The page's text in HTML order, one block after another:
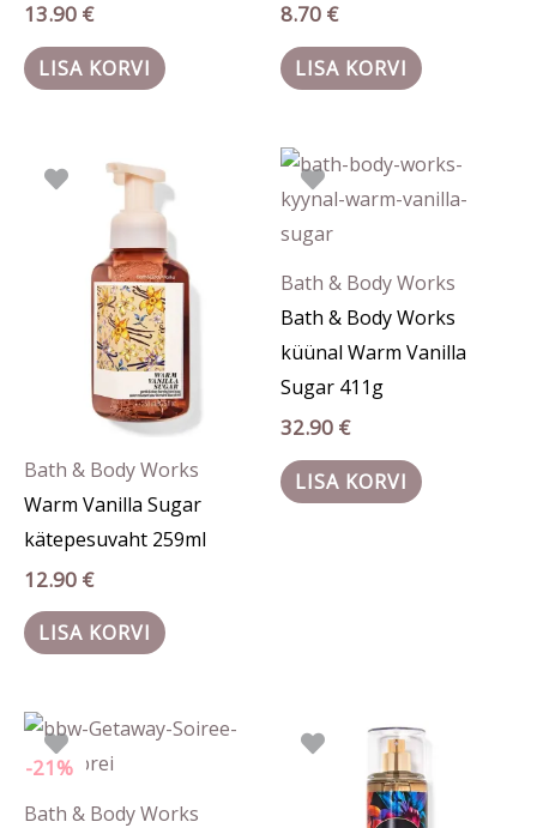
13.90 €
LISA KORVI
8.70 €
LISA KORVI
Bath & Body Works
Warm Vanilla Sugar
kätepesuvaht 259ml
12.90 €
LISA KORVI
Bath & Body Works
Bath & Body Works
küünal Warm Vanilla
Sugar 411g
32.90 €
LISA KORVI
-21%
Bath & Body Works
Algne
hind
oli:
Praegune
hind
Algne
hind
20.90 €. 14.90 €.